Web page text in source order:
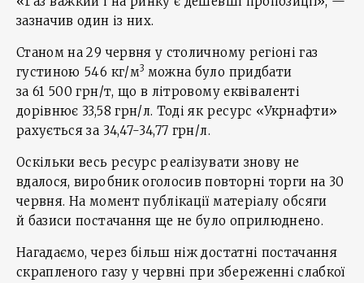
зазначив один із них.
Станом на 29 червня у столичному регіоні газ
густиною 546 кг/м3 можна було придбати
за 61 500 грн/т, що в літровому еквіваленті
дорівнює 33,58 грн/л. Тоді як ресурс «Укрнафти»
рахується за 34,47-34,77 грн/л.
Оскільки весь ресурс реалізувати знову не
вдалося, виробник оголосив повторні торги на 30
червня. На момент публікації матеріалу обсяги
й базиси постачання ще не було оприлюднено.
Нагадаємо, через більш ніж достатні постачання
скрапленого газу у червні при збереженні слабкої